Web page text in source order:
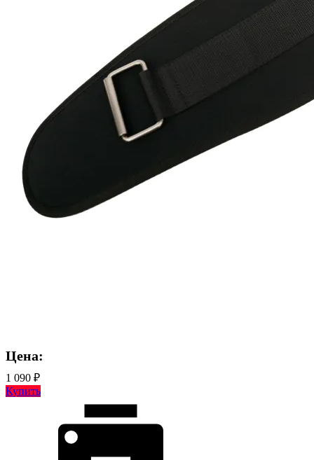
Цена:
1 090 ₽
Купить